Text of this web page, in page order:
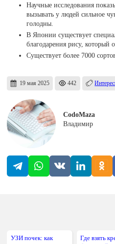
Научные исследования
вызывать у людей сильное
голодны.
В Японии существует
благодарения рису, который
Существует более 7000
19 мая 2025 442
CodoMaza
Владимир
УЗИ почек: как
Где взять